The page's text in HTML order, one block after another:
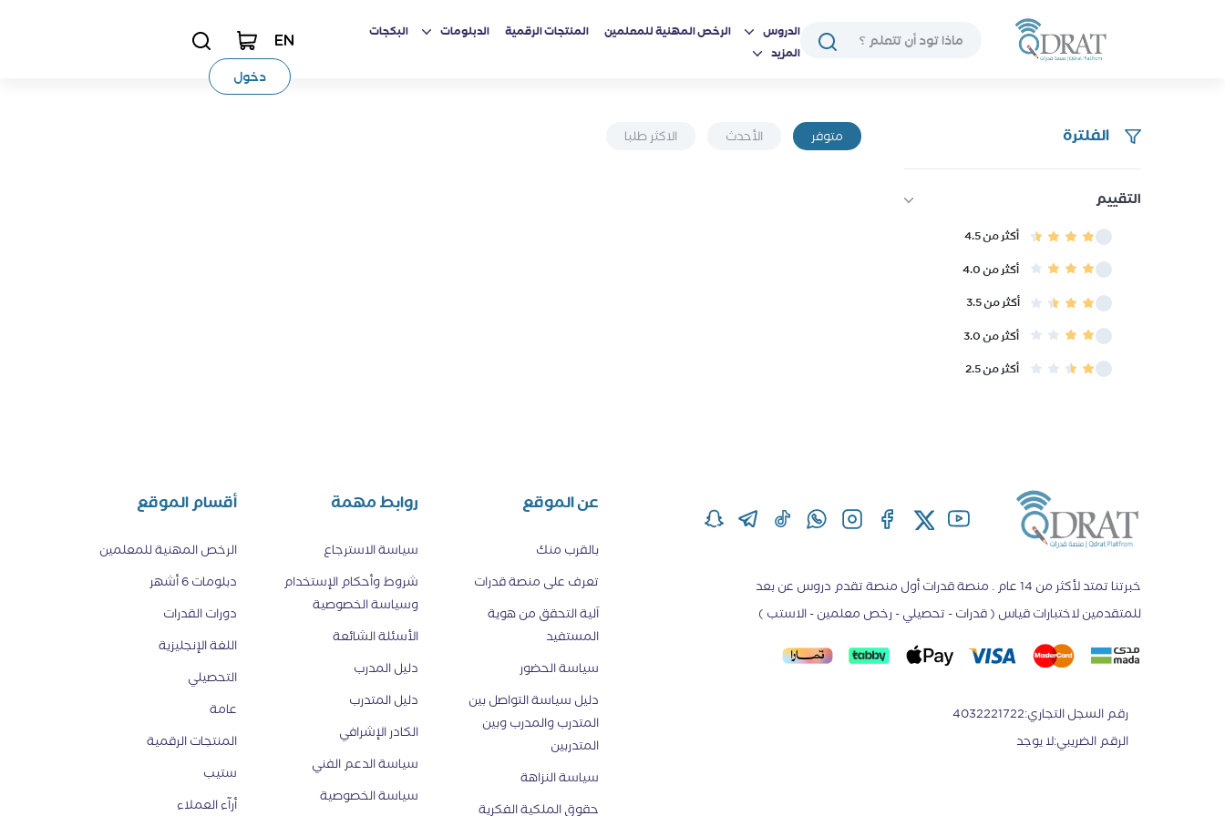
الدروس الرخص المهنية للمعلمين المنتجات الرقمية الدبلومات
البكجات
المزيد
EN
دخول
الفلترة
التقييم
أكثر من 4.5
أكثر من 4.0
أكثر من 3.5
أكثر من 3.0
أكثر من 2.5
متوفر الأحدث الاكثر طلبا
خبرتنا تمتد لأكثر من 14 عام . منصة قدرات أول منصة تقدم دروس عن بعد
للمتقدمين لاختبارات قياس ( قدرات - تحصيلي - رخص معلمين - الاستب )
رقم السجل التجاري:
4032221722
الرقم الضريبي:لا يوجد
عن الموقع
بالقرب منك
تعرف على منصة قدرات
اَلية التحقق من هوية
المستفيد
سياسة الحضور
دليل سياسة التواصل بين
المتدرب والمدرب وبين
المتدربين
سياسة النزاهة
حقوق الملكية الفكرية
روابط مهمة
سياسة الاسترجاع
شروط وأحكام الإستخدام
وسياسة الخصوصية
الأسئلة الشائعة
دليل المدرب
دليل المتدرب
الكادر الإشرافي
سياسة الدعم الفني
سياسة الخصوصية
أقسام الموقع
الرخص المهنية للمعلمين
دبلومات 6 أشهر
دورات القدرات
اللغة الإنجليزية
التحصيلي
عامة
المنتجات الرقمية
ستيب
أرآء العملاء